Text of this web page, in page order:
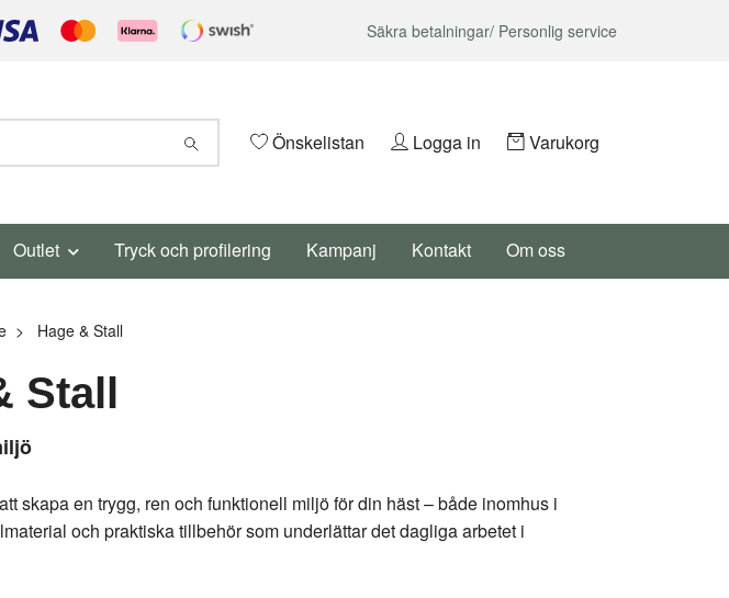
Säkra betalningar/ Personlig service
Önskelistan Logga in Varukorg
Outlet Tryck och profilering Kampanj Kontakt Om oss
Hage & Stall
Stall
skapa en trygg, ren och funktionell miljö för din häst – både inomhus i
och praktiska tillbehör som underlättar det dagliga arbetet i